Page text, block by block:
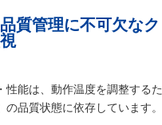
質管理に不可欠なク
性能は、動作温度を調整するた
品質状態に依存しています。